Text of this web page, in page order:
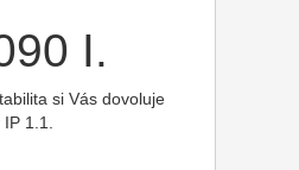
I.
si Vás dovoluje
1.1.